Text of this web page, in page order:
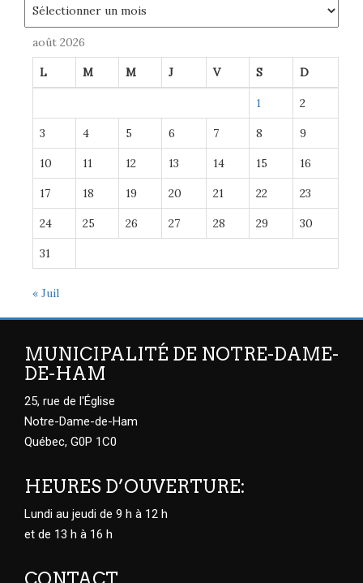
août 2026
L M M J V S D
1 2
3 4 5 6 7 8 9
10 11 12 13 14 15 16
17 18 19 20 21 22 23
24 25 26 27 28 29 30
31
« Juil
MUNICIPALITÉ DE NOTRE-DAME-
DE-HAM
25, rue de l'Église
Notre-Dame-de-Ham
Québec, G0P 1C0
HEURES D’OUVERTURE:
Lundi au jeudi de 9 h à 12 h
et de 13 h à 16 h